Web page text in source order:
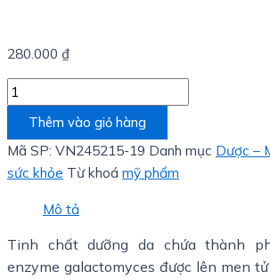
280.000 ₫
Thêm vào giỏ hàng
Mã SP: VN245215-19 Danh mục Dược –
sức khỏe Từ khoá mỹ phẩm
Mô tả
Tinh chất dưỡng da chứa thành
enzyme galactomyces được lên men